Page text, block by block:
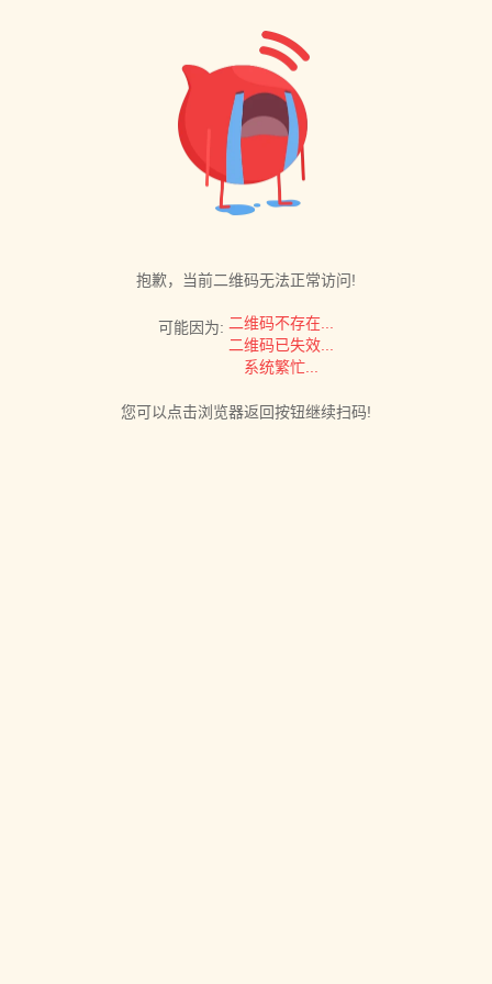
抱歉，当前二维码无法正常访问!
可能因为: 二维码不存在...
二维码已失效...
系统繁忙...
您可以点击浏览器返回按钮继续扫码!